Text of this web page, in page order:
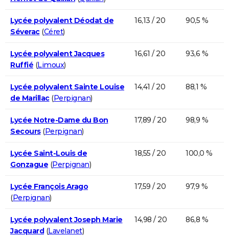
Lycée polyvalent Déodat de
Séverac(Céret)
16,13 / 20 90,5 %
Lycée polyvalent Jacques
Ruffié (Limoux)
16,61 / 20 93,6 %
Lycée polyvalent Sainte Louise
de Marillac(Perpignan)
14,41 / 20 88,1 %
Lycée Notre-Dame du Bon
Secours(Perpignan)
17,89 / 20 98,9 %
Lycée Saint-Louis de
Gonzague (Perpignan)
18,55 / 20 100,0 %
Lycée François Arago
(Perpignan)
17,59 / 20 97,9 %
Lycée polyvalent Joseph Marie
Jacquard(Lavelanet)
14,98 / 20 86,8 %